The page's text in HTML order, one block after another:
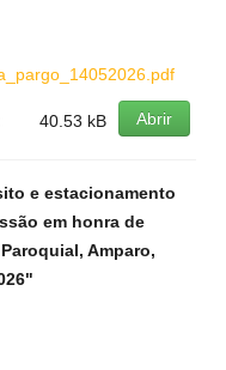
Abrir
40.53 kB
e estacionamento
em honra de
Amparo,